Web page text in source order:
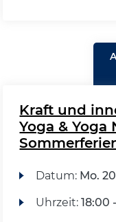
Kraft und
Yoga & Yoga
Datum: Mo.
Uhrzeit: 18:00